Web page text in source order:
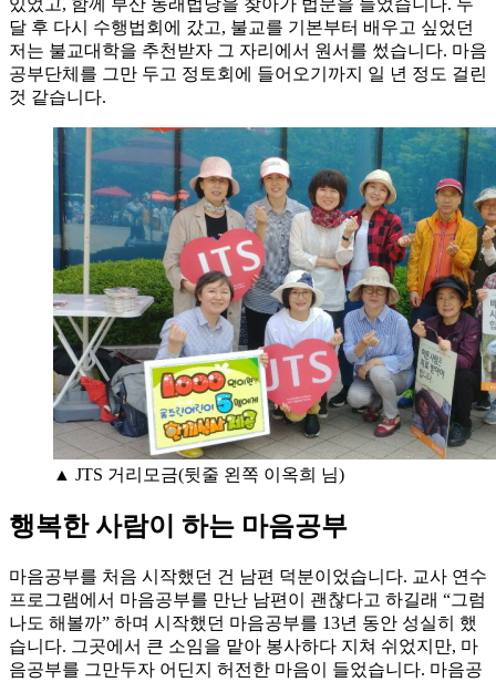
달 후 다시 수행법회에 갔고, 불교를 기본부터 배우고 싶었던
저는 불교대학을 추천받자 그 자리에서 원서를 썼습니다. 마음
공부단체를 그만 두고 정토회에 들어오기까지 일 년 정도 걸린
것 같습니다.
▲ JTS 거리모금(뒷줄 왼쪽 이옥희 님)
행복한 사람이 하는 마음공부
마음공부를 처음 시작했던 건 남편 덕분이었습니다. 교사 연수
프로그램에서 마음공부를 만난 남편이 괜찮다고 하길래 “그럼
나도 해볼까” 하며 시작했던 마음공부를 13년 동안 성실히 했
습니다. 그곳에서 큰 소임을 맡아 봉사하다 지쳐 쉬었지만, 마
음공부를 그만두자 어딘지 허전한 마음이 들었습니다. 마음공